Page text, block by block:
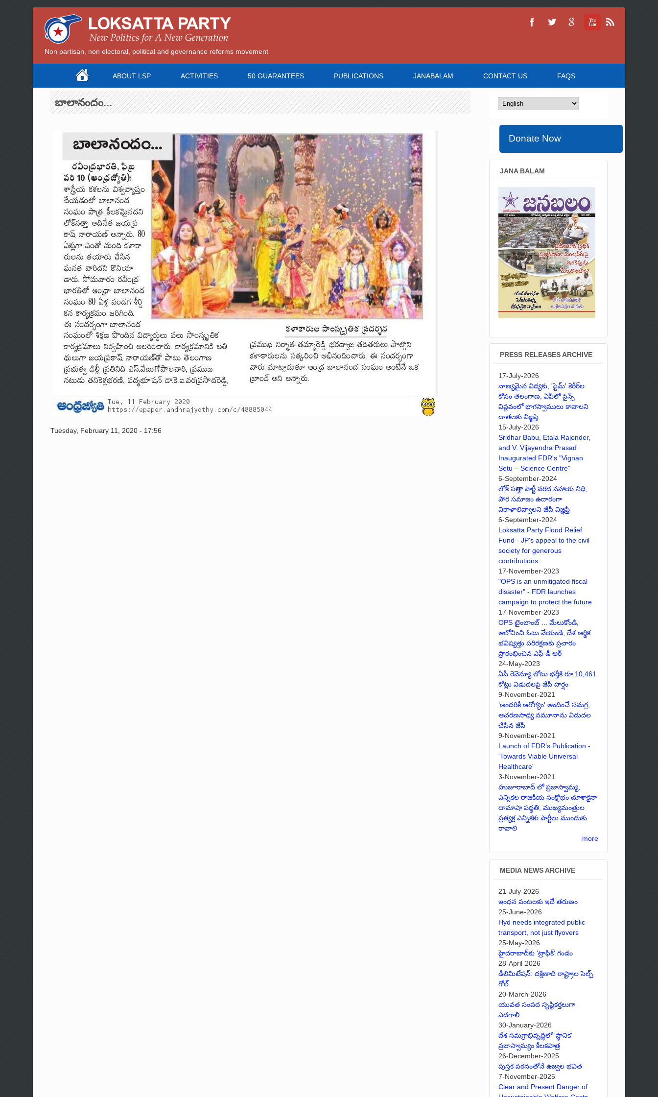
Non partisan, non electoral, political and governance reforms movement
ABOUT LSP ACTIVITIES 50 GUARANTEES PUBLICATIONS JANABALAM CONTACT US FAQS
బాలానందం...
Tuesday, February 11, 2020 - 17:56
Donate Now
JANA BALAM
PRESS RELEASES ARCHIVE
17-July-2026
నాణ్యమైన విద్యకు, 'స్టెమ్' కెరీర్‌ల
కోసం తెలంగాణ, ఏపీలో సైన్స్
విప్లవంలో భాగస్వాములు కావాలని
దాతలకు విజ్ఞప్తి
15-July-2026
Sridhar Babu, Etala Rajender,
and V. Vijayendra Prasad
Inaugurated FDR's "Vignan
Setu – Science Centre"
6-September-2024
లోక్ సత్తా పార్టీ వరద సహాయ నిధి,
పౌర సమాజం ఉదారంగా
విరాళాలివ్వాలని జేపీ విజ్ఞప్తి
6-September-2024
Loksatta Party Flood Relief
Fund - JP's appeal to the civil
society for generous
contributions
17-November-2023
"OPS is an unmitigated fiscal
disaster" - FDR launches
campaign to protect the future
17-November-2023
OPS టైంబాంబ్ ... మేలుకోండి,
ఆలోచించి ఓటు వేయండి, దేశ ఆర్థిక
భవిష్యత్తు పరిరక్షణకు ప్రచారం
ప్రారంభించిన ఎఫ్ డీ ఆర్
24-May-2023
ఏపీ రెవెన్యూ లోటు భర్తీకి రూ.10,461
కోట్లు విడుదలపై జేపీ హర్షం
9-November-2021
'అందరికీ ఆరోగ్యం' అందించే సమగ్ర,
ఆచరణసాధ్య నమూనాను విడుదల
చేసిన జేపీ
9-November-2021
Launch of FDR’s Publication -
'Towards Viable Universal
Healthcare'
3-November-2021
హుజూరాబాద్ లో ప్రజాస్వామ్య,
ఎన్నికల రాజకీయ సంక్షోభం చూశాకైనా
దామాషా పద్ధతి, ముఖ్యమంత్రుల
ప్రత్యక్ష ఎన్నికకు పార్టీలు ముందుకు
రావాలి
more
MEDIA NEWS ARCHIVE
21-July-2026
ఇంధన పంటలకు ఇదే తరుణం
25-June-2026
Hyd needs integrated public
transport, not just flyovers
25-May-2026
హైదరాబాద్‌కు 'ట్రాఫిక్' గండం
28-April-2026
డీలిమిటేషన్: దక్షిణాది రాష్ట్రాల సెల్ఫ్
గోల్
20-March-2026
యువత సంపద సృష్టికర్తలుగా
ఎదగాలి
30-January-2026
దేశ సమగ్రాభివృద్ధిలో 'స్థానిక'
ప్రజాస్వామ్యం కీలకపాత్ర
26-December-2025
పుస్తక పఠనంతోనే ఉజ్వల భవిత
7-November-2025
Clear and Present Danger of